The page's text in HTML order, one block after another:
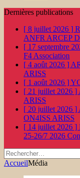
Dernières publications
[ 8 juillet 2026 ]
ANFR ARCEP
[ 17 septembre
F4 Association
[ 4 août 2026 ]
ARISS
[ 1 août 2026 ]
[ 21 juillet 2026 ]
ARISS
[ 20 juillet 2026 ]
ON4ISS ARISS
[ 14 juillet 2026 ]
25-26/7 2026
Rechercher :
AccueilMédia